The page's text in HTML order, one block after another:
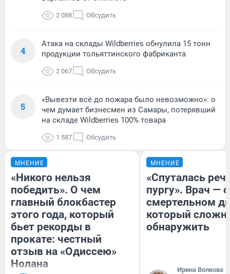
2 088 Обсудить
4
Атака на склады Wildberries обнулила 15 тонн
продукции тольяттинского фабриканта
2 067 Обсудить
5
«Вывезти всё до пожара было невозможно»: о
чем думает бизнесмен из Самары, потерявший
на складе Wildberries 100% товара
1 587 Обсудить
МНЕНИЕ
«Никого нельзя
победить». О чем
главный блокбастер
этого года, который
бьет рекорды в
прокате: честный
отзыв на «Одиссею»
Нолана
МНЕНИЕ
«Спуталась
пургу». Врач — о
смертельном
который
обнаружить
Ирина Волкова